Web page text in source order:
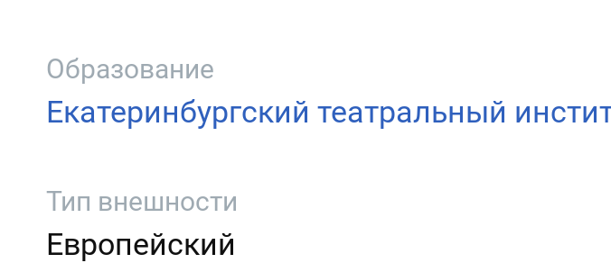
Образование
Екатеринбургский театральный
Тип внешности
Европейский